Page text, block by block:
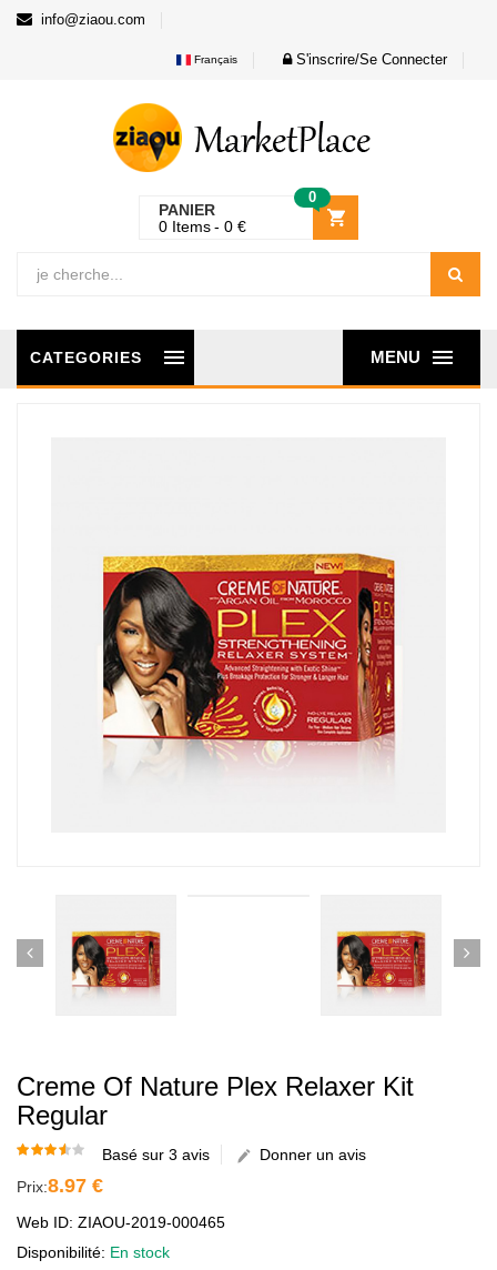
info@ziaou.com
Français S'inscrire/Se Connecter
PANIER
0
0 Items 0 €
MENU
CATEGORIES
Creme Of Nature Plex Relaxer Kit
Regular
Basé sur 3 avis
Donner un avis
Prix:8.97 €
Web ID: ZIAOU-2019-000465
Disponibilité: En stock